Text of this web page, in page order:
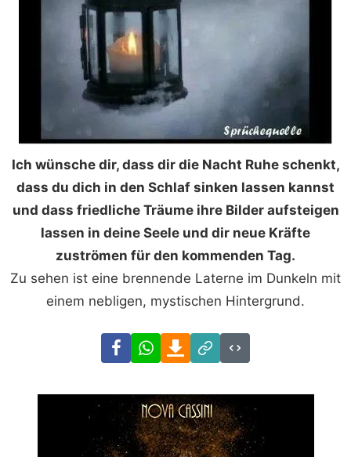
Ich wünsche dir, dass dir die Nacht Ruhe schenkt,
dass du dich in den Schlaf sinken lassen kannst
und dass friedliche Träume ihre Bilder aufsteigen
lassen in deine Seele und dir neue Kräfte
zuströmen für den kommenden Tag.
Zu sehen ist eine brennende Laterne im Dunkeln mit
einem nebligen, mystischen Hintergrund.
FacebookWhatsAppDownload
Link
Code